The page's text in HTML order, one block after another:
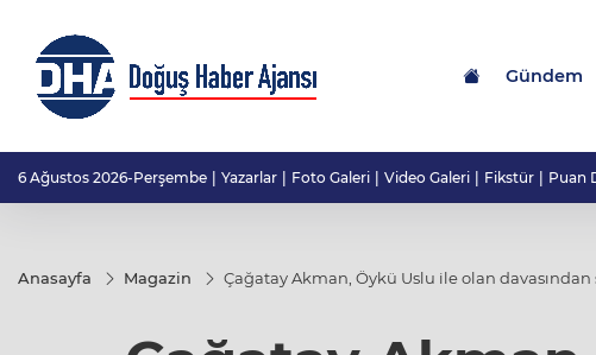
Gündem
6 Ağustos 2026-Perşembe Yazarlar Foto Galeri Video Galeri Fikstür Puan
Anasayfa Magazin Çağatay Akman, Öykü Uslu ile olan